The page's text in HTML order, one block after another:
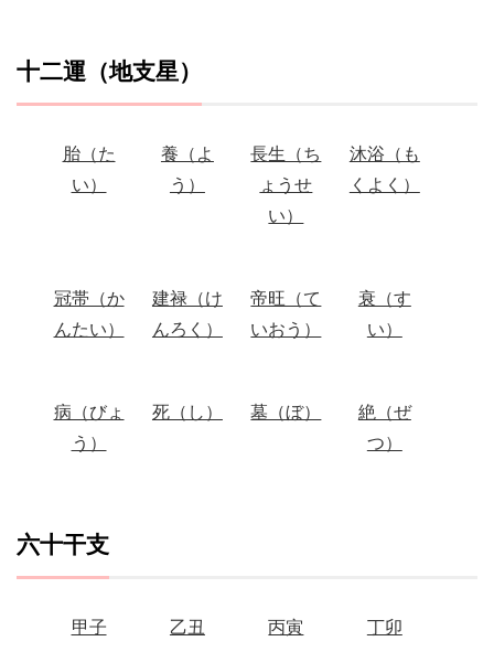
十二運（地支星）
胎（た
い）
養（よ
う）
長生（ち
ょうせ
い）
沐浴（も
くよく）
冠帯（か
んたい）
建禄（け
んろく）
帝旺（て
いおう）
衰（す
い）
病（びょ
う）
死（し） 墓（ぼ）
絶（ぜ
つ）
六十干支
甲子 乙丑 丙寅 丁卯